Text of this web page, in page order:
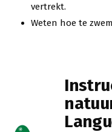
vertrekt.
Weten hoe te